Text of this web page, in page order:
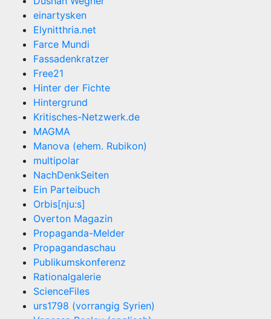
einartysken
Elynitthria.net
Farce Mundi
Fassadenkratzer
Free21
Hinter der Fichte
Hintergrund
Kritisches-Netzwerk.de
MAGMA
Manova (ehem. Rubikon)
multipolar
NachDenkSeiten
Ein Parteibuch
Orbis[nju:s]
Overton Magazin
Propaganda-Melder
Propagandaschau
Publikumskonferenz
Rationalgalerie
ScienceFiles
urs1798 (vorrangig Syrien)